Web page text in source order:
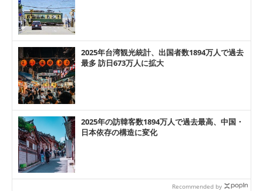
2025年台湾観光統計、出国者数1894万人で過去
最多 訪日673万人に拡大
2025年の訪韓客数1894万人で過去最高、中国・
日本依存の構造に変化
Recommended by